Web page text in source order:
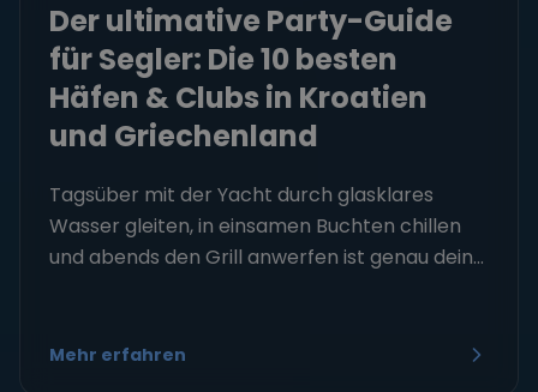
Der ultimative Party-Guide
für Segler: Die 10 besten
Häfen & Clubs in Kroatien
und Griechenland
Tagsüber mit der Yacht durch glasklares
Wasser gleiten, in einsamen Buchten chillen
und abends den Grill anwerfen ist genau dein...
Mehr erfahren